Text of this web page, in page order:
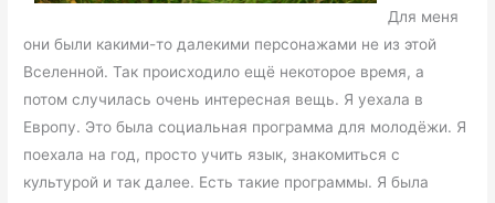
Для меня
они были какими-то далекими персонажами не из этой
Вселенной. Так происходило ещё некоторое время, а
потом случилась очень интересная вещь. Я уехала в
Европу. Это была социальная программа для молодёжи. Я
поехала на год, просто учить язык, знакомиться с
культурой и так далее. Есть такие программы. Я была